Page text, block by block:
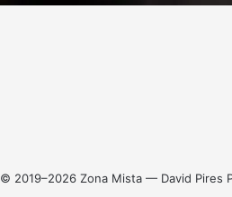
© 2019–2026 Zona Mista — David Pires